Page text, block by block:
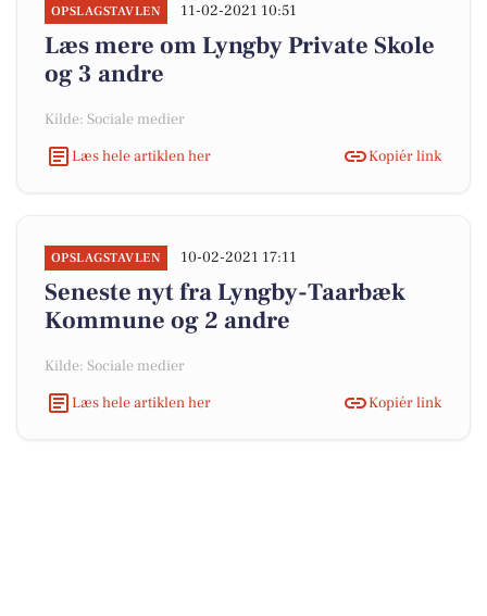
OPSLAGSTAVLEN 11-02-2021 10:51
Læs mere om Lyngby Private Skole
og 3 andre
Kilde: Sociale medier
Læs hele artiklen her
Kopiér link
OPSLAGSTAVLEN 10-02-2021 17:11
Seneste nyt fra Lyngby-Taarbæk
Kommune og 2 andre
Kilde: Sociale medier
Læs hele artiklen her
Kopiér link